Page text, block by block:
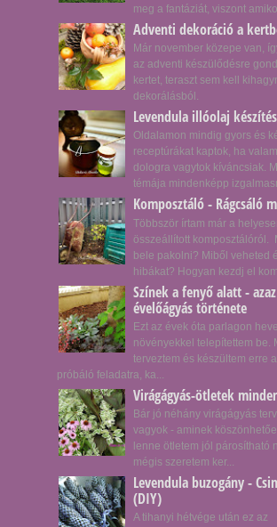
meg a fantáziát, viszont amikor
Adventi dekoráció a
Már november közepe van,
az adventi készülődésre
kertet, teraszt sem kell
dekorálásból.
Levendula illóolaj
Oldalamon mindig gyors és
receptúrákat kaptok, ha
dologra vagytok kíváncsiak.
témája mindenképp
Komposztáló - Rágcsáló
Többször írtam már a
összeállított komposztálóról.
bele pakolni? Miből veheted
hibákat? Hogyan kezdj el
Színek a fenyő alatt -
évelőágyás története
Ezt az évek óta parlagon
növényekkel telepítettem be.
terveztem és készültem erre
próbáló feladatra, ka...
Virágágyás-ötletek
Bár jó néhány virágágyás
vagyok - aminek
lenne ötletem jól párosítható
mégis szeretem ker...
Levendula buzogány -
(DIY)
A tihanyi hétvége után ez az